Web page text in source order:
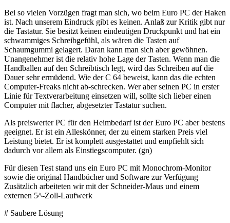
Bei so vielen Vorzügen fragt man sich, wo beim Euro PC der Haken
ist. Nach unserem Eindruck gibt es keinen. Anlaß zur Kritik gibt nur
die Tastatur. Sie besitzt keinen eindeutigen Druckpunkt und hat ein
schwammiges Schreibgefühl, als wären die Tasten auf
Schaumgummi gelagert. Daran kann man sich aber gewöhnen.
Unangenehmer ist die relativ hohe Lage der Tasten. Wenn man die
Handballen auf den Schreibtisch legt, wird das Schreiben auf die
Dauer sehr ermüdend. Wie der C 64 beweist, kann das die echten
Computer-Freaks nicht ab-schrecken. Wer aber seinen PC in erster
Linie für Textverarbeitung einsetzen will, sollte sich lieber einen
Computer mit flacher, abgesetzter Tastatur suchen.
Als preiswerter PC für den Heimbedarf ist der Euro PC aber bestens
geeignet. Er ist ein Alleskönner, der zu einem starken Preis viel
Leistung bietet. Er ist komplett ausgestattet und empfiehlt sich
dadurch vor allem als Einstiegscomputer. (gn)
Für diesen Test stand uns ein Euro PC mit Monochrom-Monitor
sowie die original Handbücher und Software zur Verfügung
Zusätzlich arbeiteten wir mit der Schneider-Maus und einem
externen 5^-Zoll-Laufwerk
# Saubere Lösung